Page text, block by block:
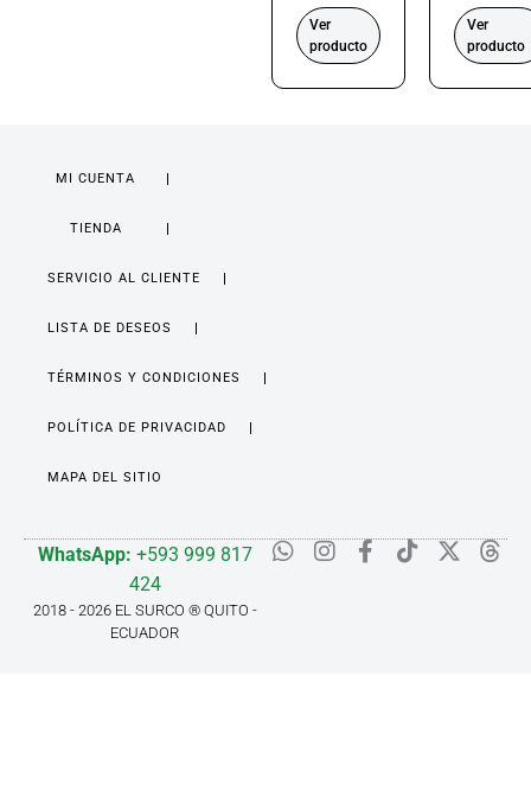
Ver
producto
Ver
producto
MI CUENTA
TIENDA
SERVICIO AL CLIENTE
LISTA DE DESEOS
TÉRMINOS Y CONDICIONES
POLÍTICA DE PRIVACIDAD
MAPA DEL SITIO
WhatsApp: +593 999 817
424
2018 - 2026 EL SURCO ® QUITO -
ECUADOR